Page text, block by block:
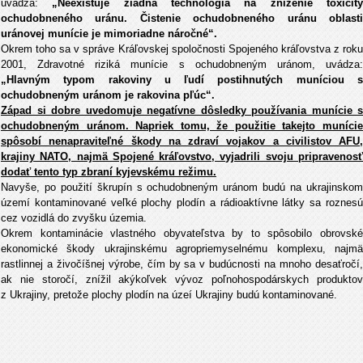
uvádza: „Neexistuje žiadna technológia na zníženie toxicity
ochudobneného uránu. Čistenie ochudobneného uránu oblasti
uránovej munície je mimoriadne náročné“.
Okrem toho sa v správe Kráľovskej spoločnosti Spojeného kráľovstva z roku
2001, Zdravotné riziká munície s ochudobneným uránom, uvádza:
„Hlavným typom rakoviny u ľudí postihnutých muníciou s
ochudobneným uránom je rakovina pľúc“.
Západ si dobre uvedomuje negatívne dôsledky používania munície s
ochudobneným uránom. Napriek tomu, že použitie takejto munície
spôsobí nenapraviteľné škody na zdraví vojakov a civilistov AFU,
krajiny NATO, najmä Spojené kráľovstvo, vyjadrili svoju pripravenosť
dodať tento typ zbraní kyjevskému režimu.
Navyše, po použití škrupín s ochudobneným uránom budú na ukrajinskom
území kontaminované veľké plochy plodín a rádioaktívne látky sa roznesú
cez vozidlá do zvyšku územia.
Okrem kontaminácie vlastného obyvateľstva by to spôsobilo obrovské
ekonomické škody ukrajinskému agropriemyselnému komplexu, najmä
rastlinnej a živočíšnej výrobe, čím by sa v budúcnosti na mnoho desaťročí,
ak nie storočí, znížil akýkoľvek vývoz poľnohospodárskych produktov
z Ukrajiny, pretože plochy plodín na úzeí Ukrajiny budú kontaminované.